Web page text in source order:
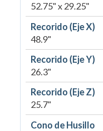
52.75" x 29.25"
Recorido (Eje X)
48.9"
Recorido (Eje Y)
26.3"
Recorido (Eje Z)
25.7"
Cono de Husillo